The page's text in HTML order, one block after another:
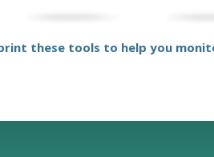
these tools to help you